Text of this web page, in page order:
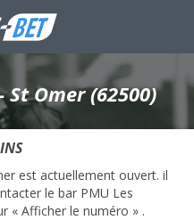
St Omer (62500)
est actuellement ouvert. il
le bar PMU Les
« Afficher le numéro » .